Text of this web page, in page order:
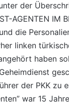
der
AGENTEN IM
die
linken
haben
der PKK zu
war 15